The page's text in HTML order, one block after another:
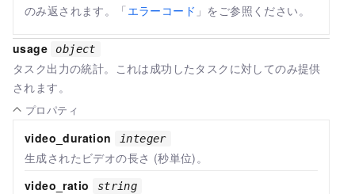
のみ返されます。「エラーコード 」をご参照ください。
usage object
タスク出力の統計。これは成功したタスクに対してのみ提供
されます。
プロパティ
video_duration integer
生成されたビデオの長さ (秒単位)。
video_ratio
string